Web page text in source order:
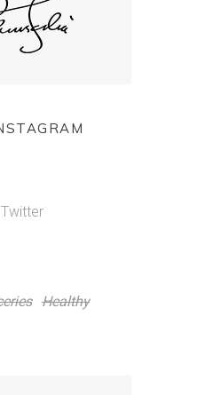
Healthy